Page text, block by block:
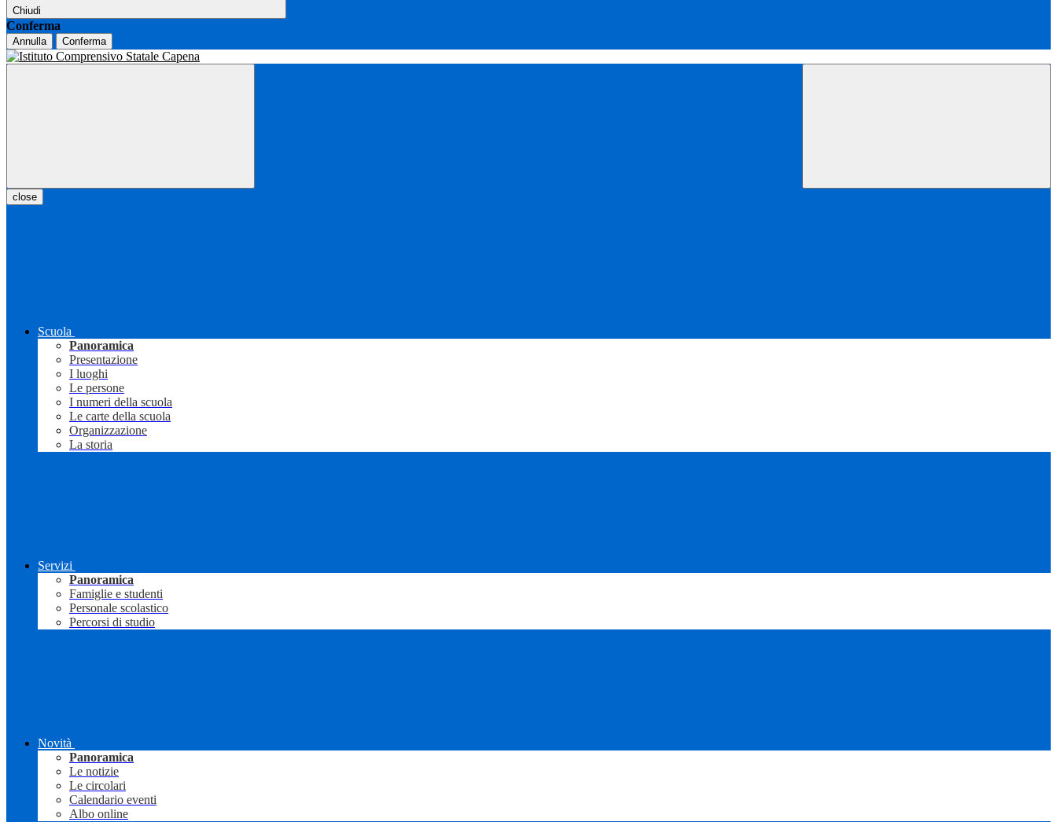
Chiudi
Conferma
Annulla Conferma
close
Scuola
Panoramica
Presentazione
I luoghi
Le persone
I numeri della scuola
Le carte della scuola
Organizzazione
La storia
Servizi
Panoramica
Famiglie e studenti
Personale scolastico
Percorsi di studio
Novità
Panoramica
Le notizie
Le circolari
Calendario eventi
Albo online